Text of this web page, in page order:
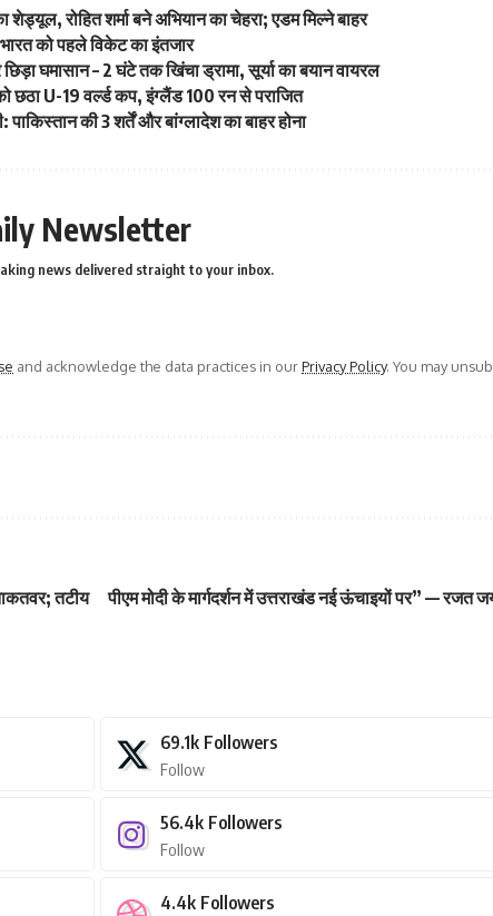
रोहित शर्मा बने अभियान का चेहरा; एडम मिल्ने बाहर
को पहले विकेट का इंतजार
घमासान – 2 घंटे तक खिंचा ड्रामा, सूर्या का बयान वायरल
छठा U-19 वर्ल्ड कप, इंग्लैंड 100 रन से पराजित
की 3 शर्तें और बांग्लादेश का बाहर होना
Newsletter
news delivered straight to your inbox.
and acknowledge the data practices in ourPrivacy Policy. You may
तटीय
पीएम मोदी के मार्गदर्शन में उत्तराखंड नई ऊंचाइयों पर” — रजत
69.1k Followers
Follow
56.4k Followers
Follow
4.4k Followers